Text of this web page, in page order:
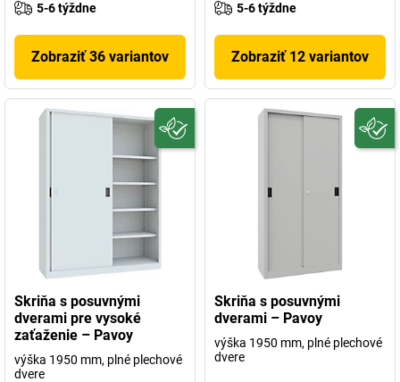
5-6 týždne
Zobraziť 36 variantov
5-6 týždne
Zobraziť 12 variantov
Skriňa s posuvnými
dverami pre vysoké
zaťaženie – Pavoy
výška 1950 mm, plné plechové
dvere
Skriňa s posuvnými
dverami – Pavoy
výška 1950 mm, plné plechové
dvere